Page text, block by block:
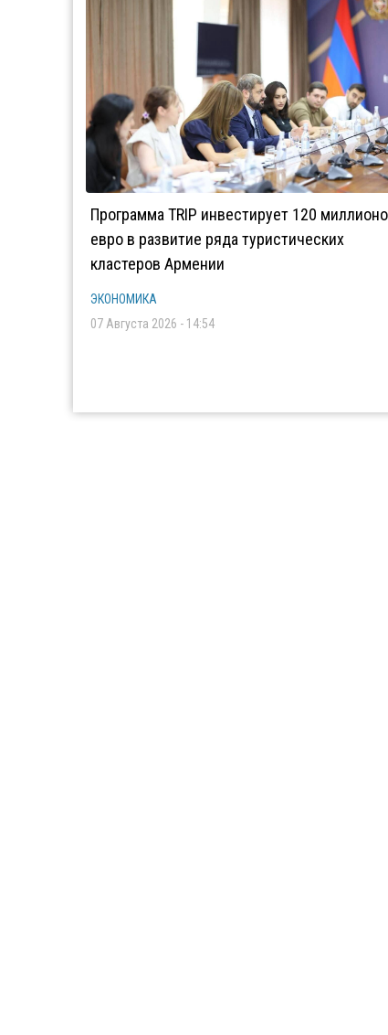
Программа TRIP инвестирует 120
евро в развитие ряда туристических
кластеров Армении
ЭКОНОМИКА
07 Августа 2026 - 14:54